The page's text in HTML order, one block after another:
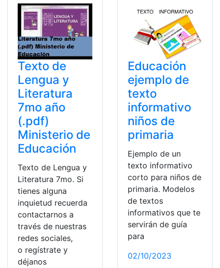
Texto de
Lengua y
Literatura
7mo año
(.pdf)
Ministerio de
Educación
Texto de Lengua y
Literatura 7mo. Si
tienes alguna
inquietud recuerda
contactarnos a
través de nuestras
redes sociales,
o regístrate y
déjanos
Educación
ejemplo de
texto
informativo
niños de
primaria
Ejemplo de un
texto informativo
corto para niños de
primaria. Modelos
de textos
informativos que te
servirán de guía
para
02/10/2023